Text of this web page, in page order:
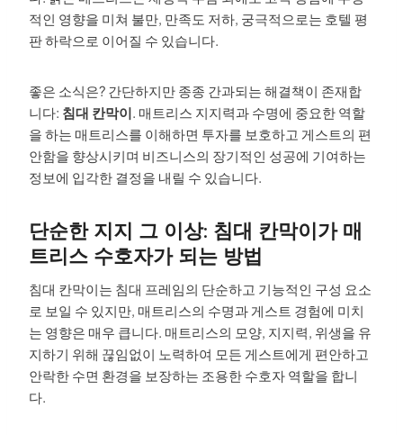
적인 영향을 미쳐 불만, 만족도 저하, 궁극적으로는 호텔 평
판 하락으로 이어질 수 있습니다.
좋은 소식은? 간단하지만 종종 간과되는 해결책이 존재합
니다: 침대 칸막이 . 매트리스 지지력과 수명에 중요한 역할
을 하는 매트리스를 이해하면 투자를 보호하고 게스트의 편
안함을 향상시키며 비즈니스의 장기적인 성공에 기여하는
정보에 입각한 결정을 내릴 수 있습니다.
단순한 지지 그 이상: 침대 칸막이가 매
트리스 수호자가 되는 방법
침대 칸막이는 침대 프레임의 단순하고 기능적인 구성 요소
로 보일 수 있지만, 매트리스의 수명과 게스트 경험에 미치
는 영향은 매우 큽니다. 매트리스의 모양, 지지력, 위생을 유
지하기 위해 끊임없이 노력하여 모든 게스트에게 편안하고
안락한 수면 환경을 보장하는 조용한 수호자 역할을 합니
다.